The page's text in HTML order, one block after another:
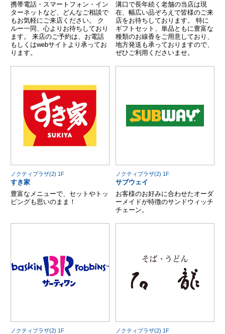
携帯電話・スマートフォン・イン
ターネットなど、どんなご相談で
もお気軽にご来店ください。 ク
ルー一同、心よりお待ちしており
ます。 来店のご予約は、お電話
もしくはwebサイトより承ってお
ります。
溝口で長年続く老舗の当店は現
在、幅広い品ぞろえで皆様のご来
店をお待ちしております。 特に
ギフトセット、単品ともに豊富な
種類のお線香をご用意しており、
地方発送も承っておりますので、
ぜひご利用くださいませ。
ノクティプラザ(2) 1F
すき家
豊富なメニューで、セットやトッ
ピングも思いのまま！
ノクティプラザ(2) 1F
サブウェイ
お客様のお好みに合わせたオーダ
ーメイドが特徴のサンドウィッチ
チェーン。
ノクティプラザ(2) 1F ノクティプラザ(2) 1F